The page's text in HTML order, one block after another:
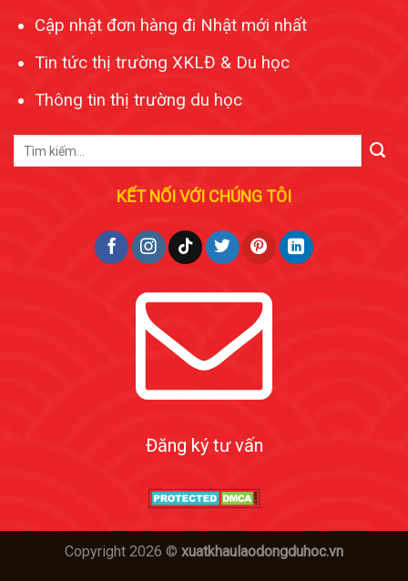
Cập nhật đơn hàng đi Nhật mới nhất
Tin tức thị trường XKLĐ & Du học
Thông tin thị trường du học
KẾT NỐI VỚI CHÚNG TÔI
Đăng ký tư vấn
Copyright 2026 © xuatkhaulaodongduhoc.vn